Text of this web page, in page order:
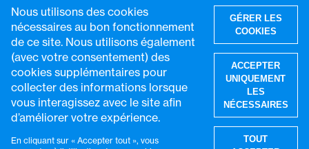
S'abonner
Nous utilisons des cookies
nécessaires au bon fonctionnement
de ce site. Nous utilisons également
(avec votre consentement) des
cookies supplémentaires pour
collecter des informations lorsque
vous interagissez avec le site afin
d’améliorer votre expérience.
En cliquant sur « Accepter tout », vous
GÉRER LES
COOKIES
ACCEPTER
UNIQUEMENT
LES
NÉCESSAIRES
TOUT